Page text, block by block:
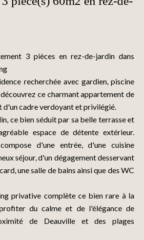
3 pièces en rez-de-jardin dans
recherchée avec gardien, piscine
ce charmant appartement de
d'un cadre verdoyant et privilégié.
ce bien séduit par sa belle terrasse et
espace de détente extérieur.
d'une entrée, d'une cuisine
séjour, d'un dégagement desservant
une salle de bains ainsi que des WC
privative complète ce bien rare à la
du calme et de l'élégance de
de Deauville et des plages